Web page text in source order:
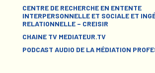
CENTRE DE RECHERCHE EN ENTENTE
INTERPERSONNELLE ET SOCIALE ET
RELATIONNELLE – CREISIR
CHAINE TV MEDIATEUR.TV
PODCAST AUDIO DE LA MÉDIATION